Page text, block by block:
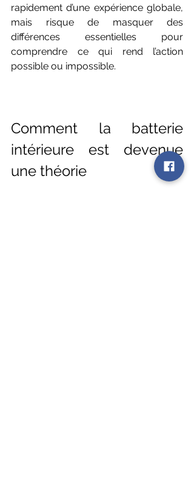
rapidement d’une expérience globale,
mais risque de masquer des
différences essentielles pour
comprendre ce qui rend l’action
possible ou impossible.
Comment la batterie
intérieure est devenue
une théorie